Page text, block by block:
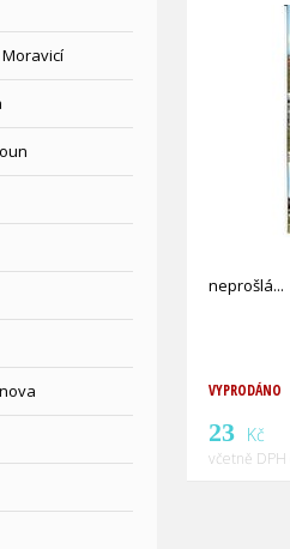
neprošlá
VYPRODÁNO
23 Kč
včetně